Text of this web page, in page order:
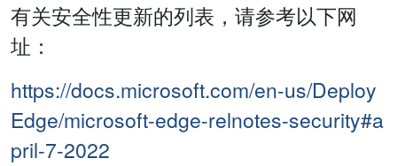
有关安全性更新的列表，请参考以下网
址：
https://docs.microsoft.com/en-us/Deploy
Edge/microsoft-edge-relnotes-security#a
pril-7-2022